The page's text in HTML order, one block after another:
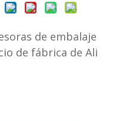
de embalaje
de fábrica de Ali